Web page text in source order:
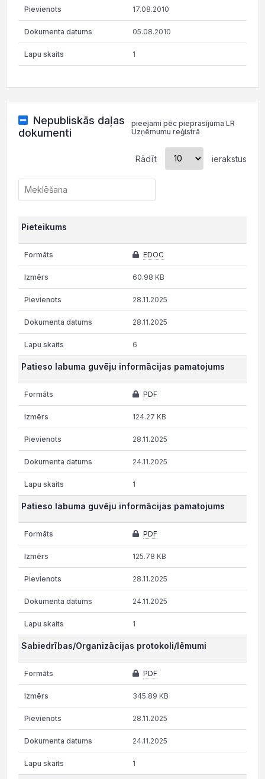
17.08.2010
05.08.2010
1
Nepubliskās daļas
dokumenti
pieejami pēc pieprasījuma LR
Uzņēmumu reģistrā
Rādīt ierakstus
Pieteikums
EDOC
60.98 KB
28.11.2025
28.11.2025
6
Patieso labuma guvēju informācijas pamatojums
PDF
124.27 KB
28.11.2025
24.11.2025
1
Patieso labuma guvēju informācijas pamatojums
PDF
125.78 KB
28.11.2025
24.11.2025
1
Sabiedrības/Organizācijas protokoli/lēmumi
PDF
345.89 KB
28.11.2025
24.11.2025
1